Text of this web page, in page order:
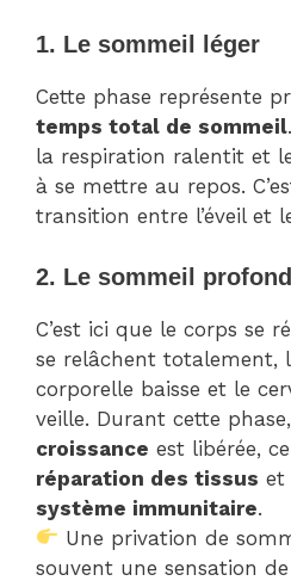
1. Le sommeil léger
Cette phase représente
temps total de sommeil
la respiration ralentit et
à se mettre au repos.
transition entre l’éveil et
2. Le sommeil profond
C’est ici que le corps se
se relâchent totalement,
corporelle baisse et le
veille. Durant cette phase,
croissance est libérée,
réparation des tissus et
système immunitaire.
Une privation de
souvent une sensation